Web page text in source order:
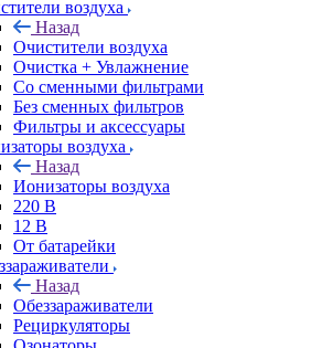
воздуха
Назад
Очистители воздуха
Очистка + Увлажнение
Cо сменными фильтрами
Без сменных фильтров
Фильтры и аксессуары
воздуха
Назад
Ионизаторы воздуха
220 В
12 В
От батарейки
Назад
Обеззараживатели
Рециркуляторы